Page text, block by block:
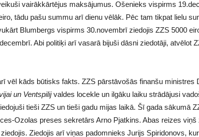
vairākkārtējus maksājumus. Ošenieks vispirms
tādu pašu summu arī dienu vēlāk. Pēc tam tikpat lielu
Blumbergs vispirms 30.novembrī ziedojis ZZS 5000
Abi politiķi arī vasarā bijuši dāsni ziedotāji, atvēlot
vēl kāds būtisks fakts. ZZS pārstāvošās finanšu ministres
un Ventspilijvaldes locekle un ilgāku laiku strādājusi
tieši ZZS un tieši gadu mijas laikā. Šī gada sākumā
Ozolas preses sekretārs Arno Pjatkins. Abas reizes viņš
Ziedojis arī viņas padomnieks Jurijs Spiridonovs,